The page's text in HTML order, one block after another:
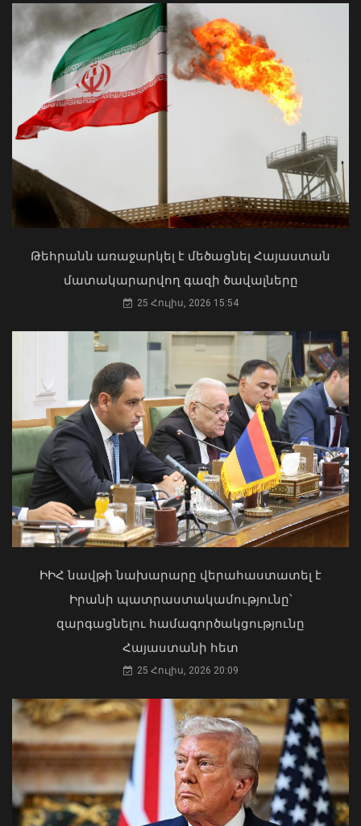
Փաշինյանը փոխում է՝ «ԵՄ, թե՞ ԵԱՏՄ»
հարցի տրամաբանությունը
07 Օգոստոս, 2026 13:10
Դարոն Աճեմօղլուն մեծ ցանկություն
ունի մոտ ապագայում այցելելու
Հայաստան. դեսպան Մկրտչյան
07 Օգոստոս, 2026 12:53
սահմանափակումները ավելի մեծ
խնդիր է հենց ԵԱՏՄ-ի համար.
Փաշինյան
07 Օգոստոս, 2026 12:46
Մկրտության արարողությունից հետո
Արտաշատում 14 մարդ թունավորման
ախտանիշներով դիմել է ԲԿ. ՀՎԿԱԿ
02 Օգոստոս, 2026 15:06
«Ուժեղ Հայաստան»-ը դեմ է
քվեարկելու ԱԺ նախագահի
պաշտոնում Ռուբեն Ռուբինյանի
03 Օգոստոս, 2026 13:13
Թեհրանն առաջարկել է մեծացնել Հայաստան
մատակարարվող գազի ծավալները
25 Հուլիս, 2026 15:54
ԻԻՀ նավթի նախարարը վերահաստատել է
Իրանի պատրաստակամությունը՝
զարգացնելու համագործակցությունը
Հայաստանի հետ
25 Հուլիս, 2026 20:09